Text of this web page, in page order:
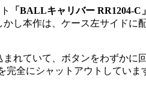
「BALLキャリバー RR1204-C」
し本作は、ケース左サイド
れていて、ボタンをわずか
全にシャットアウトしていま